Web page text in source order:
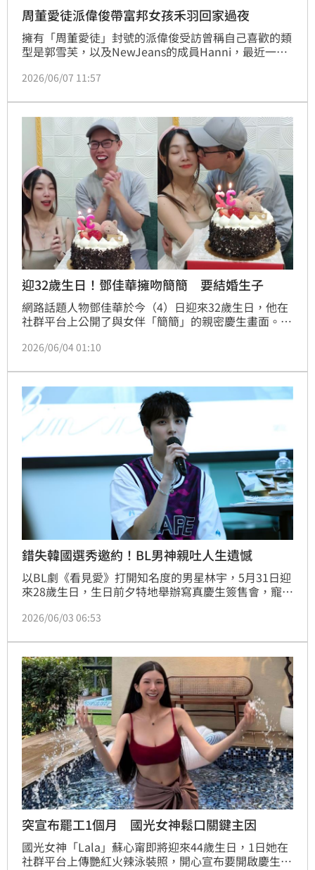
周董愛徒派偉俊帶富邦女孩禾羽回家過夜
擁有「周董愛徒」封號的派偉俊受訪曾稱自己喜歡的類
型是郭雪芙，以及NewJeans的成員Hanni，最近一次
現是富邦啦啦隊「Fubon Angels」禾羽的電影、火鍋
完食，直到深夜兩人才一起回家，相差4歲的姐弟戀終
於浮上檯面。
2026/06/07 11:57
迎32歲生日！鄧佳華擁吻簡簡 要結婚生子
網路話題人物鄧佳華於今（4）日迎來32歲生日，他在
社群平台上公開了與女伴「簡簡」的親密慶生畫面。照
閉雙眼微笑的女子，並在限時動態中大方標記對方，甜
個」的深情承諾，瞬間吸引大批網友朝聖與熱烈討論。
2026/06/04 01:10
錯失韓國選秀邀約！BL男神親吐人生遺憾
以BL劇《看見愛》打開知名度的男星林宇，5月31日迎
來28歲生日，生日前夕特地舉辦寫真慶生簽售會，寵粉
藏驚喜，邀請幸運獲得驚喜拍立得的粉絲當人體麥架近
性告白：「有你們我很幸福！」宋亭誼報導
2026/06/03 06:53
突宣布罷工1個月 國光女神鬆口關鍵主因
國光女神「Lala」蘇心甯即將迎來44歲生日，1日她在
社群平台上傳艷紅火辣泳裝照，開心宣布要開啟慶生旅